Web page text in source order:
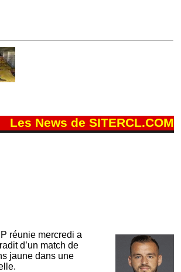
Les News de SITERCL.COM
réunie mercredi a
d’un match de
jaune dans une